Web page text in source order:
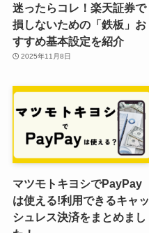
迷ったらコレ！楽天証券で
損しないための「鉄板」お
すすめ基本設定を紹介
2025年11月8日
マツモトキヨシでPayPay
は使える!利用できるキャッ
シュレス決済をまとめまし